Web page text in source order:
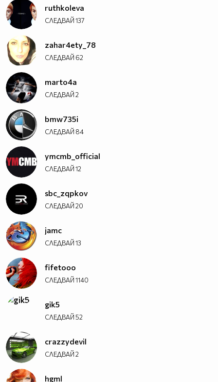
ruthkoleva
СЛЕДВАЙ137
zahar4ety_78
СЛЕДВАЙ 62
marto4a
СЛЕДВАЙ2
bmw735i
СЛЕДВАЙ 84
ymcmb_official
СЛЕДВАЙ12
sbc_zqpkov
СЛЕДВАЙ20
jamc
СЛЕДВАЙ13
fifetooo
СЛЕДВАЙ1140
gik5
СЛЕДВАЙ52
crazzydevil
СЛЕДВАЙ2
hgml